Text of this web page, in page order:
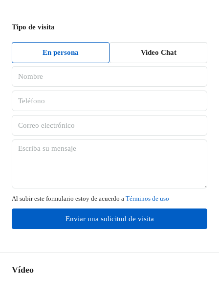
Tipo de visita
En persona Video Chat
Al subir este formulario estoy de acuerdo a Términos de uso
Enviar una solicitud de visita
Vídeo